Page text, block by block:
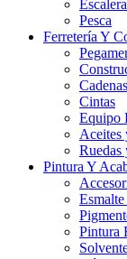
Pesca
Ferretería Y
Cintas
Equipo
Aceites
Ruedas
Pintura Y
Pintura